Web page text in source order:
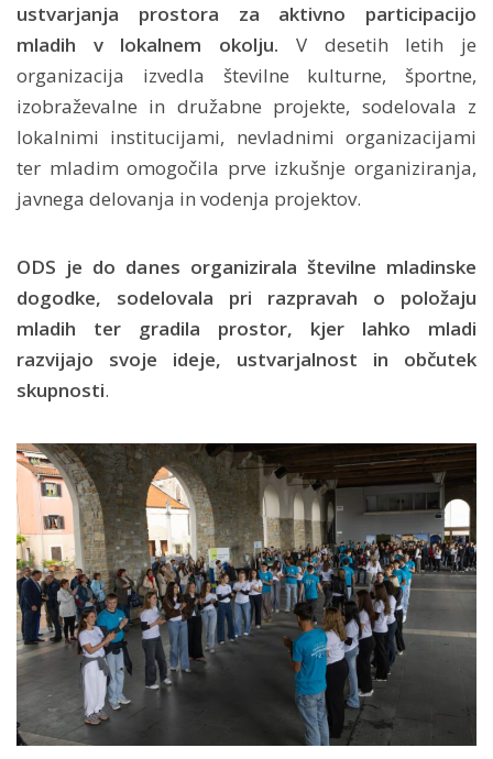
ustvarjanja prostora za aktivno participacijo
mladih v lokalnem okolju. V desetih letih je
organizacija izvedla številne kulturne, športne,
izobraževalne in družabne projekte, sodelovala z
lokalnimi institucijami, nevladnimi organizacijami
ter mladim omogočila prve izkušnje organiziranja,
javnega delovanja in vodenja projektov.
ODS je do danes organizirala številne mladinske
dogodke, sodelovala pri razpravah o položaju
mladih ter gradila prostor, kjer lahko mladi
razvijajo svoje ideje, ustvarjalnost in občutek
skupnosti.